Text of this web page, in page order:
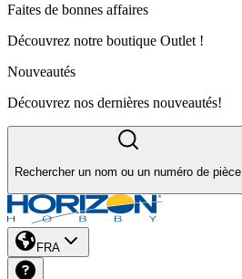
Faites de bonnes affaires
Découvrez notre boutique Outlet !
Nouveautés
Découvrez nos dernières nouveautés!
Rechercher un nom ou un numéro de pièce
FRA